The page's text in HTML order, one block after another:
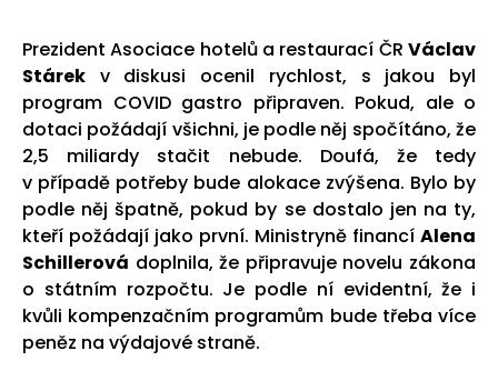
Prezident Asociace hotelů a restaurací ČR Václav
Stárek v diskusi ocenil rychlost, s jakou byl
program COVID gastro připraven. Pokud, ale o
dotaci požádají všichni, je podle něj spočítáno, že
2,5 miliardy stačit nebude. Doufá, že tedy
v případě potřeby bude alokace zvýšena. Bylo by
podle něj špatně, pokud by se dostalo jen na ty,
kteří požádají jako první. Ministryně financí Alena
Schillerová doplnila, že připravuje novelu zákona
o státním rozpočtu. Je podle ní evidentní, že i
kvůli kompenzačním programům bude třeba více
peněz na výdajové straně.